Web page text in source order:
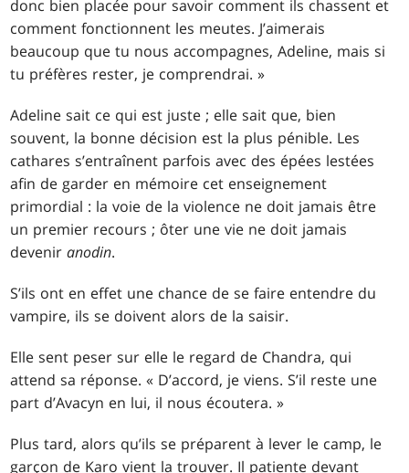
donc bien placée pour savoir comment ils chassent et
comment fonctionnent les meutes. J’aimerais
beaucoup que tu nous accompagnes, Adeline, mais si
tu préfères rester, je comprendrai. »
Adeline sait ce qui est juste ; elle sait que, bien
souvent, la bonne décision est la plus pénible. Les
cathares s’entraînent parfois avec des épées lestées
afin de garder en mémoire cet enseignement
primordial : la voie de la violence ne doit jamais être
un premier recours ; ôter une vie ne doit jamais
deveniranodin.
S’ils ont en effet une chance de se faire entendre du
vampire, ils se doivent alors de la saisir.
Elle sent peser sur elle le regard de Chandra, qui
attend sa réponse. « D’accord, je viens. S’il reste une
part d’Avacyn en lui, il nous écoutera. »
Plus tard, alors qu’ils se préparent à lever le camp, le
garçon de Karo vient la trouver. Il patiente devant